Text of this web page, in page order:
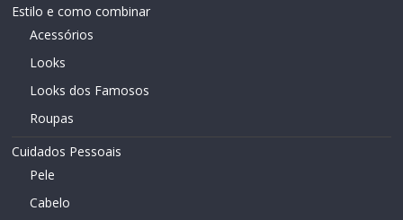
Estilo e como combinar
Acessórios
Looks
Looks dos Famosos
Roupas
Cuidados Pessoais
Pele
Cabelo